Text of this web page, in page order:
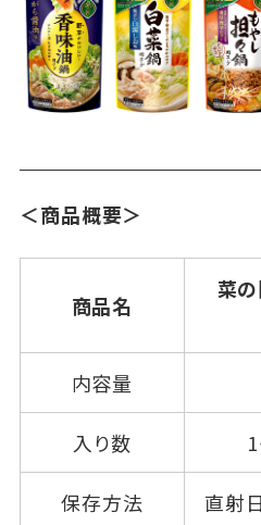
＜商品概要＞
商品名
菜
内容量
入り数
保存方法 直射